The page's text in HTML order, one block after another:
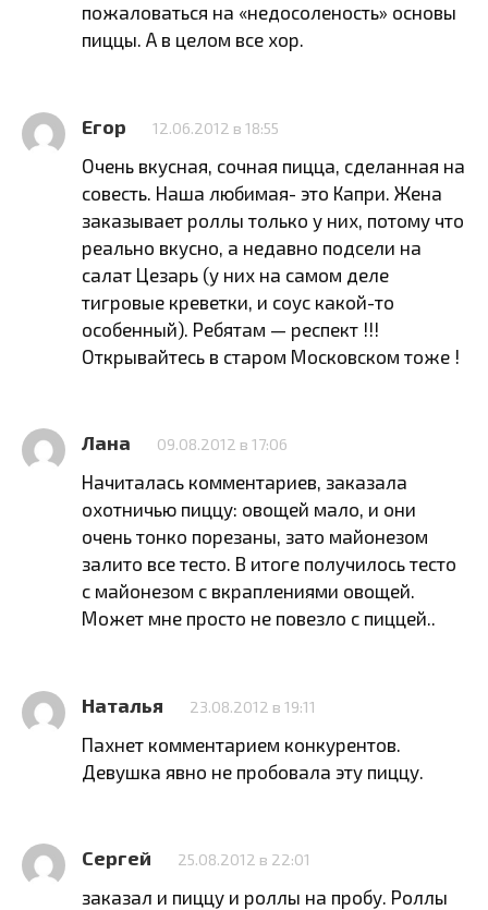
пожаловаться на «недосоленость» основы
пиццы. А в целом все хор.
Егор 12.06.2012 в 18:55
Очень вкусная, сочная пицца, сделанная на
совесть. Наша любимая- это Капри. Жена
заказывает роллы только у них, потому что
реально вкусно, а недавно подсели на
салат Цезарь (у них на самом деле
тигровые креветки, и соус какой-то
особенный). Ребятам — респект !!!
Открывайтесь в старом Московском тоже !
Лана 09.08.2012 в 17:06
Начиталась комментариев, заказала
охотничью пиццу: овощей мало, и они
очень тонко порезаны, зато майонезом
залито все тесто. В итоге получилось тесто
с майонезом с вкраплениями овощей.
Может мне просто не повезло с пиццей..
Наталья 23.08.2012 в 19:11
Пахнет комментарием конкурентов.
Девушка явно не пробовала эту пиццу.
Сергей 25.08.2012 в 22:01
заказал и пиццу и роллы на пробу. Роллы